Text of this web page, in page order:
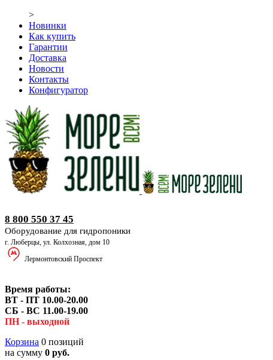
>
Новинки
Как купить
Гарантии
Доставка
Новости
Контакты
Конфигуратор
8 800 550 37 45
Оборудование для гидропоники
г. Люберцы, ул. Колхозная, дом 10
Лермонтовский Проспект
Время работы:
ВТ - ПТ 10.00-20.00
СБ - ВС 11.00-19.00
ПН - выходной
Корзина 0 позиций
на сумму 0 руб.